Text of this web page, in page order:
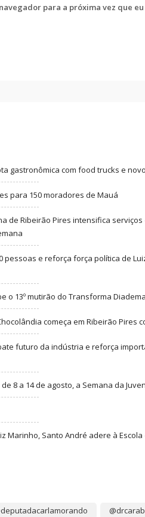
para a próxima vez que
gastronômica com food trucks e
para 150 moradores de Mauá
de Ribeirão Pires intensifica
pessoas e reforça força política de
o 13º mutirão do Transforma
começa em Ribeirão Pires
futuro da indústria e reforça
8 a 14 de agosto, a Semana da
Marinho, Santo André adere à